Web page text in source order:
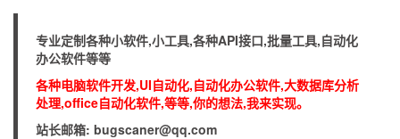
专业定制各种小软件,小工具,各种API接口,批量工具,自动化
办公软件等等
各种电脑软件开发,UI自动化,自动化办公软件,大数据库分析
处理,office自动化软件,等等,你的想法,我来实现。
站长邮箱: bugscaner@qq.com